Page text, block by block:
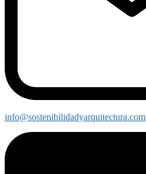
info@sostenibilidadyarquitectura.com